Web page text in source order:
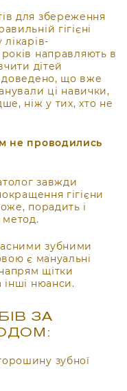
для збереження
гігієні
років направляють в
дітей
доведено, що вже
ці навички,
ніж у тих, хто не
не проводились
завжди
гігієни
порадить і
метод.
зубними
є мануальні
щітки
інші нюанси.
ЗА
зубної